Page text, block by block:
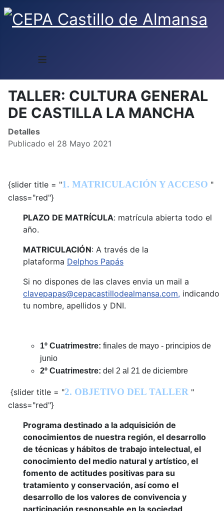
≡
TALLER: CULTURA GENERAL
DE CASTILLA LA MANCHA
Detalles
Publicado el 28 Mayo 2021
{slider title = "1. MATRICULACIÓN Y ACCESO "
class="red"}
PLAZO DE MATRÍCULA: matrícula abierta todo el
año.
MATRICULACIÓN: A través de la
plataforma Delphos Papás
Si no dispones de las claves envia un mail a
clavepapas@cepacastillodealmansa.com, indicando
tu nombre, apellidos y DNI.
1º Cuatrimestre: finales de mayo - principios de
junio
2º Cuatrimestre: del 2 al 21 de diciembre
{slider title = "2. OBJETIVO DEL TALLER "
class="red"}
Programa destinado a la adquisición de
conocimientos de nuestra región, el desarrollo
de técnicas y hábitos de trabajo intelectual, el
conocimiento del medio natural y artístico, el
fomento de actitudes positivas para su
tratamiento y conservación, así como el
desarrollo de los valores de convivencia y